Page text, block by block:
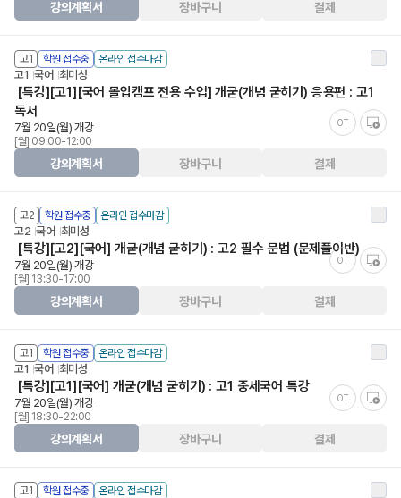
강의계획서 장바구니 결제
고1 학원 접수중 온라인 접수마감
고1 국어 최미성
[특강][고1][국어 몰입캠프 전용 수업] 개굳(개념 굳히기) 응용편 : 고1
독서
OT
7월 20일(월) 개강
[월] 09:00-12:00
강의계획서 장바구니 결제
고2 학원 접수중 온라인 접수마감
고2 국어 최미성
[특강][고2][국어] 개굳(개념 굳히기) : 고2 필수 문법 (문제풀이반)
OT
7월 20일(월) 개강
[월] 13:30-17:00
강의계획서 장바구니 결제
고1 학원 접수중 온라인 접수마감
고1 국어 최미성
[특강][고1][국어] 개굳(개념 굳히기) : 고1 중세국어 특강
OT
7월 20일(월) 개강
[월] 18:30-22:00
강의계획서 장바구니 결제
고1 학원 접수중 온라인 접수마감